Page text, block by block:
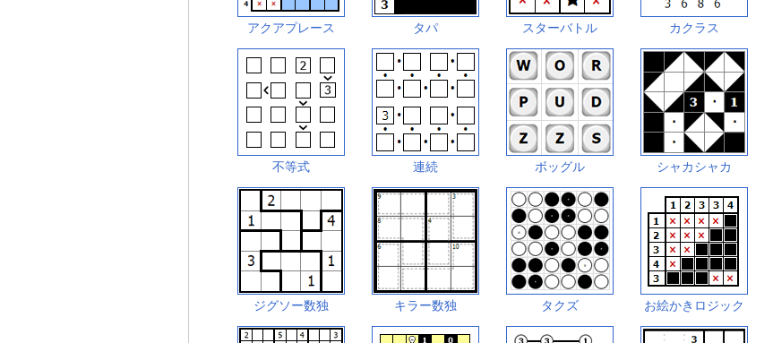
アクアプレース タパ スターバトル カクラス
不等式 連続 ボッグル シャカシャカ
ジグソー数独 キラー数独 タクズ お絵かきロジック